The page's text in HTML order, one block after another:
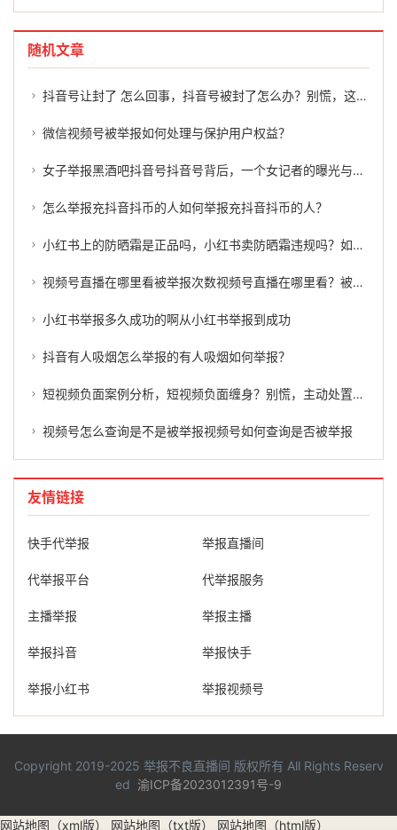
随机文章
抖音号让封了 怎么回事，抖音号被封了怎么办？别慌，这几招或许能帮到你
微信视频号被举报如何处理与保护用户权益？
女子举报黑酒吧抖音号抖音号背后，一个女记者的曝光与揭露
怎么举报充抖音抖币的人如何举报充抖音抖币的人？
小红书上的防晒霜是正品吗，小红书卖防晒霜违规吗？如何有效举报？
视频号直播在哪里看被举报次数视频号直播在哪里看？被举报次数的真相
小红书举报多久成功的啊从小红书举报到成功
抖音有人吸烟怎么举报的有人吸烟如何举报？
短视频负面案例分析，短视频负面缠身？别慌，主动处置才是正解
视频号怎么查询是不是被举报视频号如何查询是否被举报
友情链接
快手代举报 举报直播间
代举报平台 代举报服务
主播举报 举报主播
举报抖音 举报快手
举报小红书 举报视频号
Copyright 2019-2025 举报不良直播间 版权所有 All Rights Reserv
ed 渝ICP备2023012391号-9
网站地图（xml版） 网站地图（txt版） 网站地图（html版）